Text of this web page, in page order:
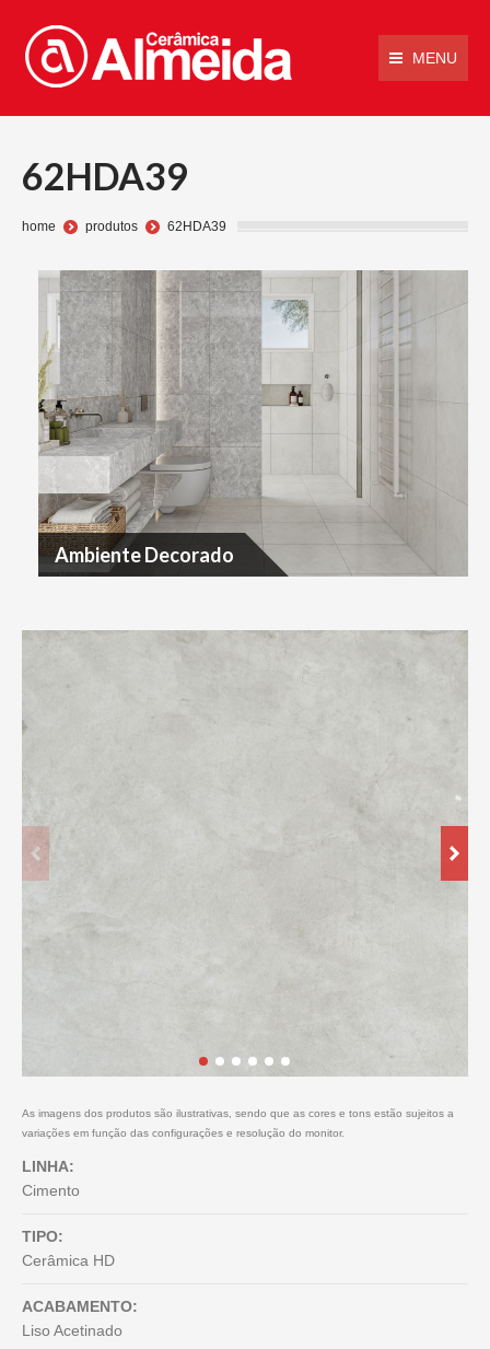
MENU
62HDA39
Você está aqui:
home produtos 62HDA39
Ambiente Decorado
As imagens dos produtos são ilustrativas, sendo que as cores e tons estão sujeitos a
variações em função das configurações e resolução do monitor.
LINHA:
Cimento
TIPO:
Cerâmica HD
ACABAMENTO:
Liso Acetinado